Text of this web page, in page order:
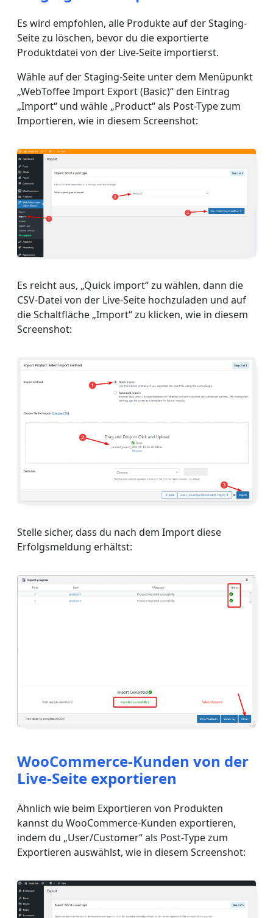
Es wird empfohlen, alle Produkte auf der Staging-
Seite zu löschen, bevor du die exportierte
Produktdatei von der Live-Seite importierst.
Wähle auf der Staging-Seite unter dem Menüpunkt
„WebToffee Import Export (Basic)“ den Eintrag
„Import“ und wähle „Product“ als Post-Type zum
Importieren, wie in diesem Screenshot:
Es reicht aus, „Quick import“ zu wählen, dann die
CSV-Datei von der Live-Seite hochzuladen und auf
die Schaltfläche „Import“ zu klicken, wie in diesem
Screenshot:
Stelle sicher, dass du nach dem Import diese
Erfolgsmeldung erhältst:
WooCommerce-Kunden von der
Live-Seite exportieren
Ähnlich wie beim Exportieren von Produkten
kannst du WooCommerce-Kunden exportieren,
indem du „User/Customer“ als Post-Type zum
Exportieren auswählst, wie in diesem Screenshot: